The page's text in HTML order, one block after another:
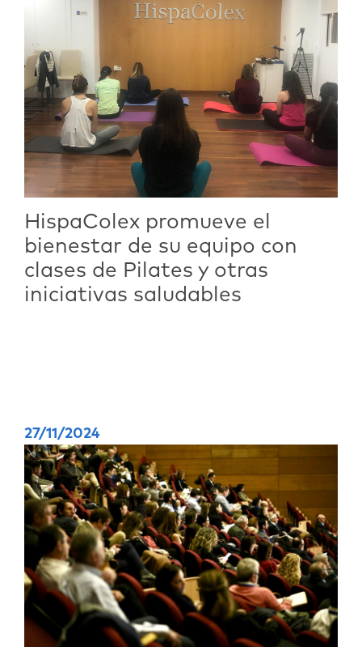
HispaColex promueve el
bienestar de su equipo con
clases de Pilates y otras
iniciativas saludables
27/11/2024